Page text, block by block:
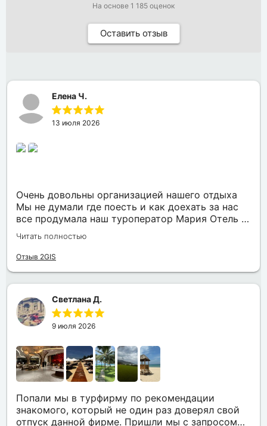
На основе 1 185 оценок
Оставить отзыв
Елена Ч.
13 июля 2026
Очень довольны организацией нашего отдыха
Мы не думали где поесть и как доехать за нас
все продумала наш туроператор Мария Отель в
котором мы жили находится в тихом месте в
шаговой доступности большое количество
достопримечательностей и мест где можно
Читать полностью
Отзыв 2GIS
Светлана Д.
9 июля 2026
Попали мы в турфирму по рекомендации
знакомого, который не один раз доверял свой
отпуск данной фирме. Пришли мы с запросом